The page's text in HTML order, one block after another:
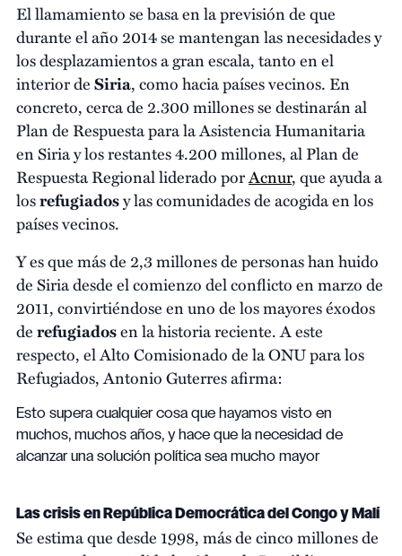
El llamamiento se basa en la previsión de que
durante el año 2014 se mantengan las necesidades y
los desplazamientos a gran escala, tanto en el
interior deSiria, como hacia países vecinos. En
concreto, cerca de 2.300 millones se destinarán al
Plan de Respuesta para la Asistencia Humanitaria
en Siria y los restantes 4.200 millones, al Plan de
Respuesta Regional liderado porAcnur, que ayuda a
losrefugiadosy las comunidades de acogida en los
países vecinos.
Y es que más de 2,3 millones de personas han huido
de Siria desde el comienzo del conflicto en marzo de
2011, convirtiéndose en uno de los mayores éxodos
derefugiadosen la historia reciente. A este
respecto, el Alto Comisionado de la ONU para los
Refugiados, Antonio Guterres afirma:
Esto supera cualquier cosa que hayamos visto en
muchos, muchos años, y hace que la necesidad de
alcanzar una solución política sea mucho mayor
Las crisis en República Democrática del Congo y Malí
Se estima que desde 1998, más de cinco millones de